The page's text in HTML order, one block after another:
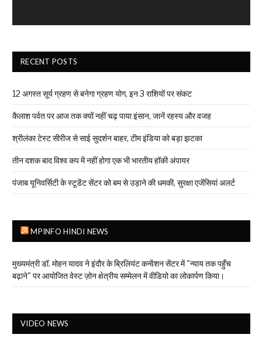
RECENT POSTS
12 अगस्त सूर्य ग्रहण से बनेगा ग्रहण योग, इन 3 राशियों पर संकट
कैलाश पर्वत पर आज तक क्यों नहीं चढ़ पाया इंसान, जानें रहस्य और वजह
श्रीलंका टेस्ट सीरीज से साई सुदर्शन बाहर, टीम इंडिया को बड़ा झटका
तीन दशक बाद विश्व कप में नहीं होगा एक भी भारतीय हॉकी अंपायर
पंजाब यूनिवर्सिटी के स्टूडेंट सेंटर को बम से उड़ाने की धमकी, सुरक्षा एजेंसियां अलर्ट
MPINFO HINDI NEWS
मुख्यमंत्री डॉ. मोहन यादव ने इंदौर के ब्रिलियंट कन्वेंशन सेंटर में "न्याय तक पहुँच
बढ़ाने" पर आयोजित वेस्ट ज़ोन क्षेत्रीय सम्मेलन में वीडियो का लोकार्पण किया।
VIDEO NEWS